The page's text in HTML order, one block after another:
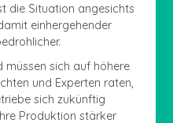
die Situation angesichts
einhergehender
müssen sich auf höhere
und Experten raten,
sich zukünftig
Produktion stärker